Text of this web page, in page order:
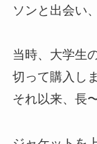
ソンと出会い
当時、大学生
切って購入し
それ以来、長